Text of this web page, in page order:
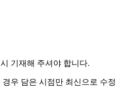
기재해 주셔야 합니다.
우 담은 시점만 최신으로 수정